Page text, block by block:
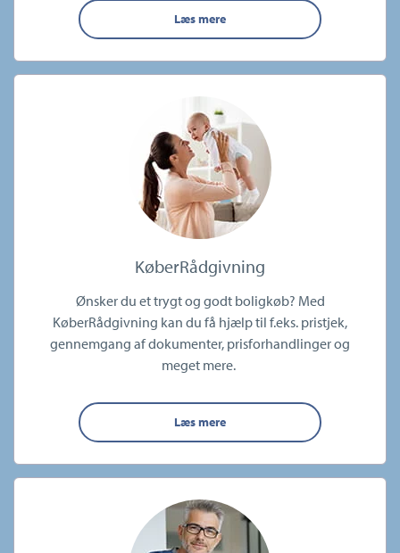
Læs mere
KøberRådgivning
Ønsker du et trygt og godt boligkøb? Med
KøberRådgivning kan du få hjælp til f.eks. pristjek,
gennemgang af dokumenter, prisforhandlinger og
meget mere.
Læs mere